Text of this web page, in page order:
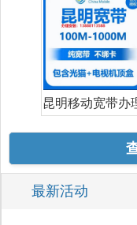
昆明移动宽带办
最新活动